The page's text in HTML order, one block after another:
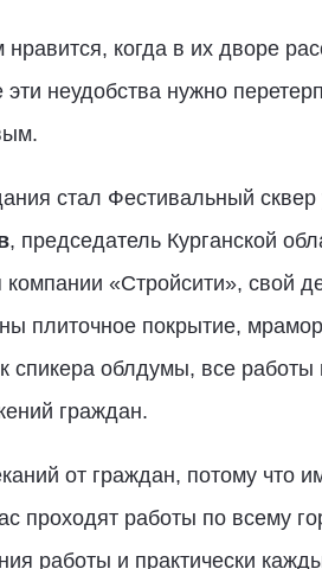
когда в их дворе
неудобства нужно
стал Фестивальный
, председатель Курганской
«Стройсити», свой
плиточное покрытие,
спикера облдумы, все работы
граждан.
от граждан, потому что
проходят работы по всему
работы и практически